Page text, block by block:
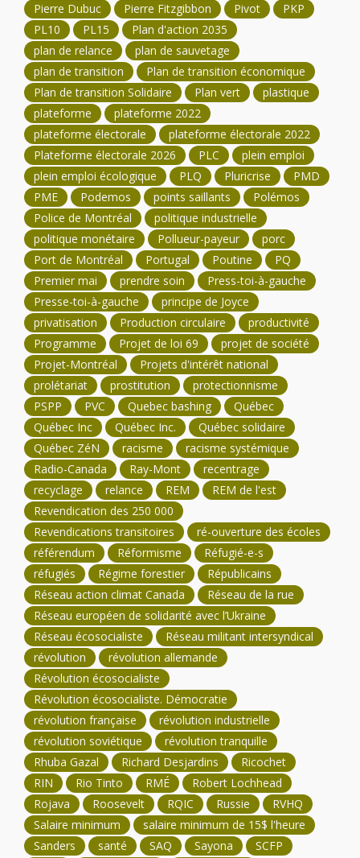
Pierre Dubuc
Pierre Fitzgibbon Pivot
PKP
PL10
PL15
Plan d'action 2035
plan de relance
plan de sauvetage
plan de transition
Plan de transition économique
Plan de transition Solidaire
Plan vert
plastique
plateforme
plateforme 2022
plateforme électorale
plateforme électorale 2022
Plateforme électorale 2026
PLC
plein emploi
plein emploi écologique
PLQ Pluricrise
PMD
PME
Podemos points saillants
Polémos
Police de Montréal
politique industrielle
politique monétaire
Pollueur-payeur
porc
Port de Montréal
Portugal Poutine
PQ
Premier mai
prendre soin
Press-toi-à-gauche
Presse-toi-à-gauche
principe de Joyce
privatisation
Production circulaire
productivité
Programme
Projet de loi 69
projet de société
Projet-Montréal
Projets d'intérêt national
prolétariat
prostitution
protectionnisme
PSPP
PVC Quebec bashing
Québec
Québec Inc
Québec Inc.
Québec solidaire
Québec ZéN
racisme
racisme systémique
Radio-Canada
Ray-Mont
recentrage
recyclage
relance REM
REM de l'est
Revendication des 250 000
Revendications transitoires
ré-ouverture des écoles
référendum
Réformisme
Réfugié-e-s
réfugiés
Régime forestier
Républicains
Réseau action climat Canada
Réseau de la rue
Réseau européen de solidarité avec l’Ukraine
Réseau écosocialiste
Réseau militant intersyndical
révolution
révolution allemande
Révolution écosocialiste
Révolution écosocialiste. Démocratie
révolution française
révolution industrielle
révolution soviétique
révolution tranquille
Rhuba Gazal
Richard Desjardins
Ricochet
RIN
Rio Tinto RMÉ
Robert Lochhead
Rojava
Roosevelt RQIC Russie
RVHQ
Salaire minimum
salaire minimum de 15$ l'heure
Sanders
santé SAQ Sayona
SCFP